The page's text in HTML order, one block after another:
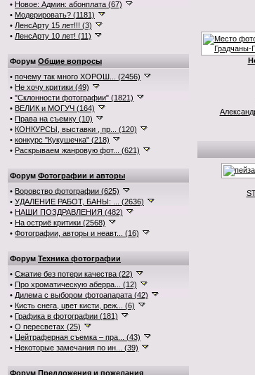
• Новое: Админ: абонплата (67)
• Модерировать? (1181)
• ЛенсАрту 15 лет!!! (3)
• ЛенсАрту 10 лет! (11)
Форум Общие вопросы
• почему так много ХОРОШ... (2456)
• Не хочу критики (49)
• "Склонности фотографии" (1821)
• ВЕЛИК и МОГУЧ (164)
• Права на съемку (10)
• КОНКУРСЫ, выставки , пр... (120)
• конкурс "Кукушечка" (218)
• Раскрываем жанровую фот... (621)
Форум Фотографии и авторы
• Воровство фотографии (625)
• УДАЛЕНИЕ РАБОТ, БАНЫ: ... (2636)
• НАШИ ПОЗДРАВЛЕНИЯ (482)
• На остриё критики (2568)
• Фотографии, авторы и неавт... (16)
Форум Техника фотографии
• Сжатие без потери качества (22)
• Про хроматическую аберра... (12)
• Дилема с выбором фотоапарата (42)
• Кисть снега, цвет кисти, реж... (6)
• Графика в фотографии (181)
• О пересветах (25)
• Цейтраферная съемка – пра... (43)
• Некоторые замечания по ин... (39)
Форум Предложения и пожелания